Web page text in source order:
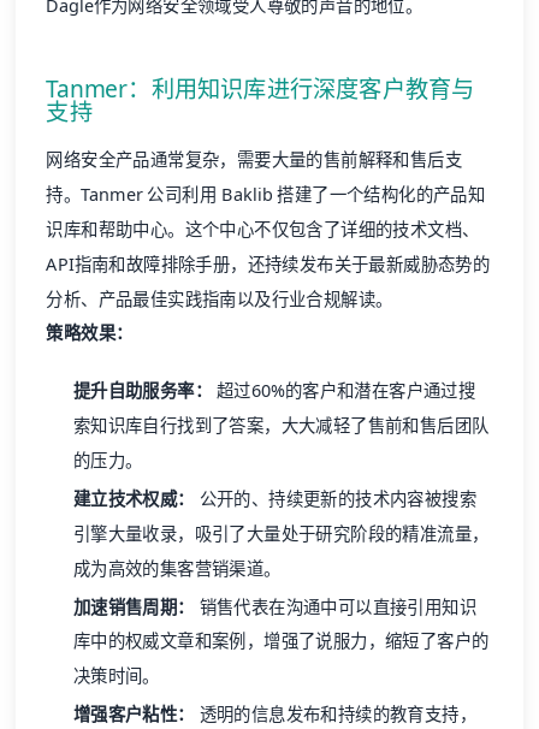
Dagle作为网络安全领域受人尊敬的声音的地位。
Tanmer：利用知识库进行深度客户教育与
支持
网络安全产品通常复杂，需要大量的售前解释和售后支
持。Tanmer 公司利用 Baklib 搭建了一个结构化的产品知
识库和帮助中心。这个中心不仅包含了详细的技术文档、
API指南和故障排除手册，还持续发布关于最新威胁态势的
分析、产品最佳实践指南以及行业合规解读。
策略效果：
提升自助服务率： 超过60%的客户和潜在客户通过搜
索知识库自行找到了答案，大大减轻了售前和售后团队
的压力。
建立技术权威：
公开的、持续更新的技术内容被搜索
引擎大量收录，吸引了大量处于研究阶段的精准流量，
成为高效的集客营销渠道。
加速销售周期：
销售代表在沟通中可以直接引用知识
库中的权威文章和案例，增强了说服力，缩短了客户的
决策时间。
增强客户粘性：
透明的信息发布和持续的教育支持，